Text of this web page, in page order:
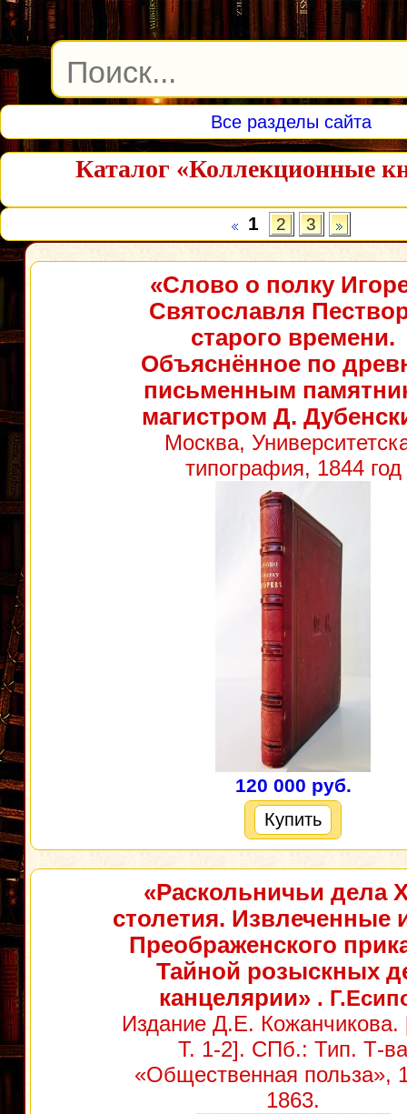
Все разделы сайта
Каталог «Коллекционные
1 2 3
«Слово о полку
Святославля
старого времени.
Объяснённое по
письменным
магистром Д.
Москва,
типография, 1844 год
120 000 руб.
Купить
«Раскольничьи дела
столетия. Извлеченные
Преображенского
Тайной розыскных
канцелярии» .
Издание Д.Е. Кожанчикова.
Т. 1-2]. СПб.: Тип. Т-ва
«Общественная польза»,
1863.